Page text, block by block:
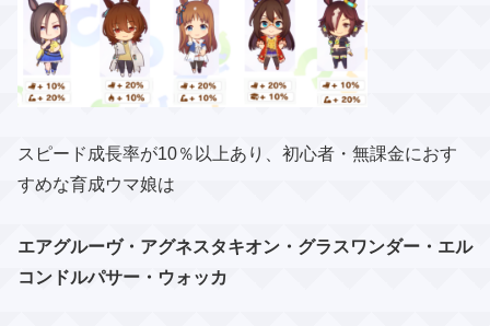
スピード成長率が10％以上あり、初心者・無課金におす
すめな育成ウマ娘は
エアグルーヴ・アグネスタキオン・グラスワンダー・エル
コンドルパサー・ウォッカ